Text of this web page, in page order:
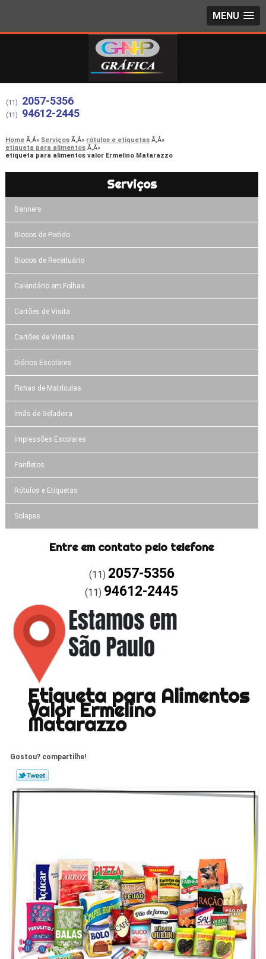
MENU
(11) 2057-5356
(11) 94612-2445
Home Serviços
rótulos e etiquetas
etiqueta para alimentos
etiqueta para alimentos valor Ermelino Matarazzo
Serviços
Banners
Blocos de Pedido
Blocos de Receituário
Calendário em Folhas
Cartões de Visita
Cartões de Visitas
Diários Escolares
Fichas de Matrículas
ímãs de Geladeira
Impressões Escolares
Panfletos
Rótulos e Etiquetas
Solapas
Entre em contato pelo telefone
(11) 2057-5356
(11) 94612-2445
Etiqueta para Alimentos
Valor Ermelino
Matarazzo
Gostou? compartilhe!